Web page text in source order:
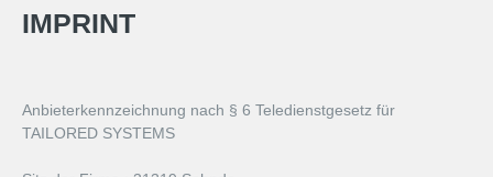
About us
Locations
IMPRINT
Anbieterkennzeichnung nach § 6 Teledienstgesetz für
TAILORED SYSTEMS